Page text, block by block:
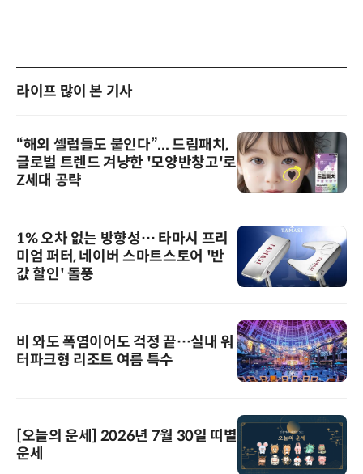
라이프 많이 본 기사
“해외 셀럽들도 붙인다”... 드림패치,
글로벌 트렌드 겨냥한 '모양반창고'로
Z세대 공략
1% 오차 없는 방향성… 타마시 프리
미엄 퍼터, 네이버 스마트스토어 '반
값 할인' 돌풍
비 와도 폭염이어도 걱정 끝…실내 워
터파크형 리조트 여름 특수
[오늘의 운세] 2026년 7월 30일 띠별
운세